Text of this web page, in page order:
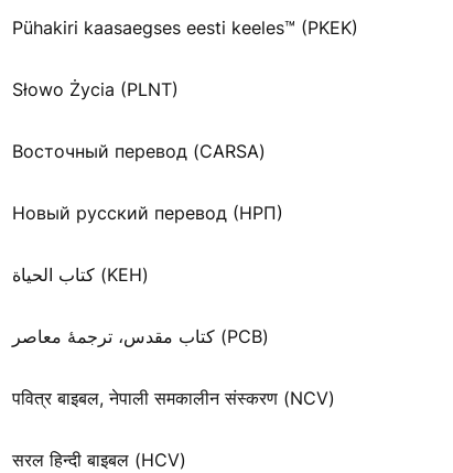
Pühakiri kaasaegses eesti keeles™ (PKEK)
Słowo Życia (PLNT)
Восточный перевод (CARSA)
Новый русский перевод (НРП)
كتاب الحياة (KEH)
کتاب مقدس، ترجمۀ معاصر (PCB)
पवित्र बाइबल, नेपाली समकालीन संस्करण (NCV)
सरल हिन्दी बाइबल (HCV)